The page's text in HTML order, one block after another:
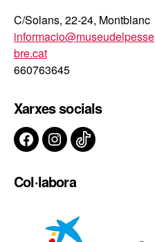
C/Solans, 22-24, Montblanc
informacio@museudelpesse
bre.cat
660763645
Xarxes socials
Facebook
Instagram
TikTok
Col·labora